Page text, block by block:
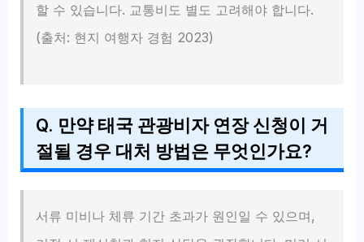
할 수 있습니다. 교통비도 별도 고려해야 합니다.
(출처: 현지 여행자 경험 2023)
Q. 만약 태국 관광비자 연장 신청이 거
절될 경우 대처 방법은 무엇인가요?
서류 미비나 체류 기간 초과가 원인일 수 있으며,